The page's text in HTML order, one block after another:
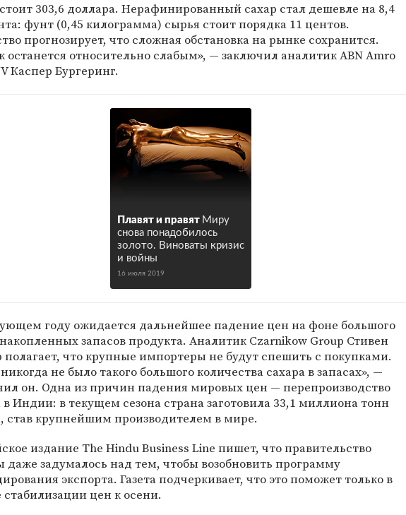
303,6 доллара. Нерафинированный сахар стал дешевле на 8,4
фунт (0,45 килограмма) сырья стоит порядка 11 центов.
прогнозирует, что сложная обстановка на рынке сохранится.
останется относительно слабым», — заключил аналитик ABN Amro
Каспер Бургеринг.
Плавят и правят Миру
снова понадобилось
золото. Виноваты кризис
и войны
16 июля 2019
году ожидается дальнейшее падение цен на фоне большого
запасов продукта. Аналитик Czarnikow Group Стивен
полагает, что крупные импортеры не будут спешить с покупками.
не было такого большого количества сахара в запасах», —
он. Одна из причин падения мировых цен — перепроизводство
в Индии: в текущем сезона страна заготовила 33,1 миллиона тонн
став крупнейшим производителем в мире.
издание The Hindu Business Line пишет, что правительство
даже задумалось над тем, чтобы возобновить программу
экспорта. Газета подчеркивает, что это поможет только в
стабилизации цен к осени.